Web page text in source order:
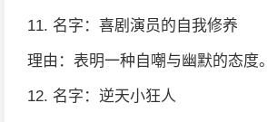
11. 名字：喜剧演员的自我修养
理由：表明一种自嘲与幽默的态度。
12. 名字：逆天小狂人